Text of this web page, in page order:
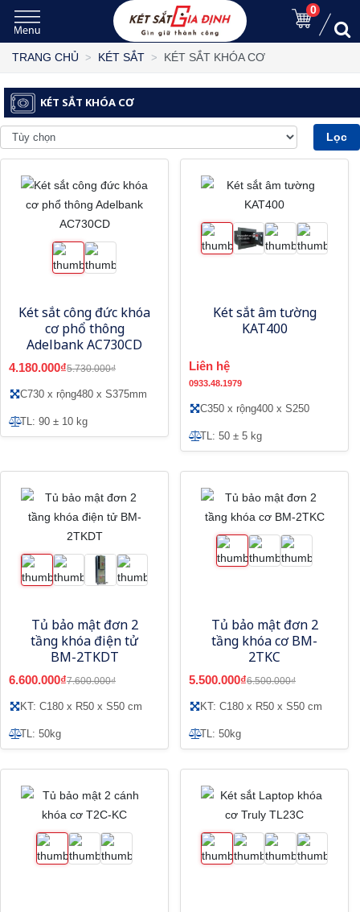
0
TRANG CHỦ KÉT SẮT KÉT SẮT KHÓA CƠ
KÉT SẮT KHÓA CƠ
Lọc
Két sắt công đức khóa
cơ phổ thông
Adelbank AC730CD
4.180.000₫5.730.000₫
C730 x rộng480 x S375mm
TL: 90 ± 10 kg
Két sắt âm tường
KAT400
Liên hệ
0933.48.1979
C350 x rộng400 x S250
TL: 50 ± 5 kg
Tủ bảo mật đơn 2
tầng khóa điện tử
BM-2TKDT
6.600.000₫7.600.000₫
KT: C180 x R50 x S50 cm
TL: 50kg
Tủ bảo mật đơn 2
tầng khóa cơ BM-
2TKC
5.500.000₫6.500.000₫
KT: C180 x R50 x S50 cm
TL: 50kg